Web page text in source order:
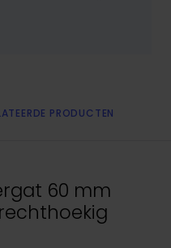
PRODUCTEN
60 mm